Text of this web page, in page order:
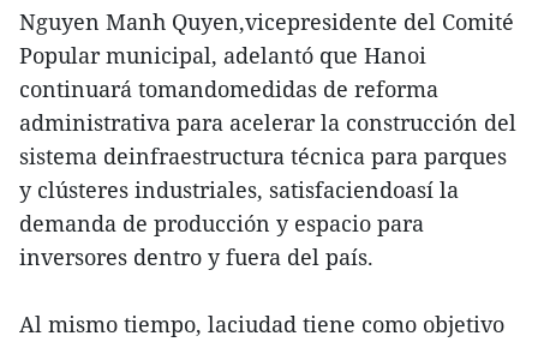
Nguyen Manh Quyen,vicepresidente del Comité
Popular municipal, adelantó que Hanoi
continuará tomandomedidas de reforma
administrativa para acelerar la construcción del
sistema deinfraestructura técnica para parques
y clústeres industriales, satisfaciendoasí la
demanda de producción y espacio para
inversores dentro y fuera del país.
Al mismo tiempo, laciudad tiene como objetivo